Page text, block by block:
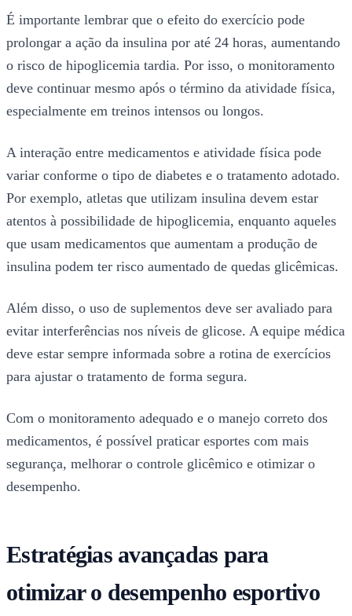
É importante lembrar que o efeito do exercício pode
prolongar a ação da insulina por até 24 horas, aumentando
o risco de hipoglicemia tardia. Por isso, o monitoramento
deve continuar mesmo após o término da atividade física,
especialmente em treinos intensos ou longos.
A interação entre medicamentos e atividade física pode
variar conforme o tipo de diabetes e o tratamento adotado.
Por exemplo, atletas que utilizam insulina devem estar
atentos à possibilidade de hipoglicemia, enquanto aqueles
que usam medicamentos que aumentam a produção de
insulina podem ter risco aumentado de quedas glicêmicas.
Além disso, o uso de suplementos deve ser avaliado para
evitar interferências nos níveis de glicose. A equipe médica
deve estar sempre informada sobre a rotina de exercícios
para ajustar o tratamento de forma segura.
Com o monitoramento adequado e o manejo correto dos
medicamentos, é possível praticar esportes com mais
segurança, melhorar o controle glicêmico e otimizar o
desempenho.
Estratégias avançadas para
otimizar o desempenho esportivo